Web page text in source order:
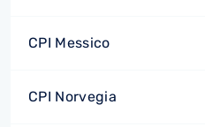
CPI Messico
CPI Norvegia